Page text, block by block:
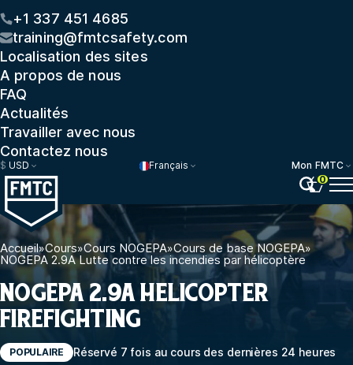
+1 337 451 4685
training@fmtcsafety.com
Localisation des sites
A propos de nous
FAQ
Actualités
Travailler avec nous
Contactez nous
$ USD Français
Mon FMTC
0
Accueil»Cours»Cours NOGEPA»Cours de base NOGEPA»
NOGEPA 2.9A Lutte contre les incendies par hélicoptère
NOGEPA 2.9A HELICOPTER
FIREFIGHTING
POPULAIRE Réservé 7 fois au cours des dernières 24 heures